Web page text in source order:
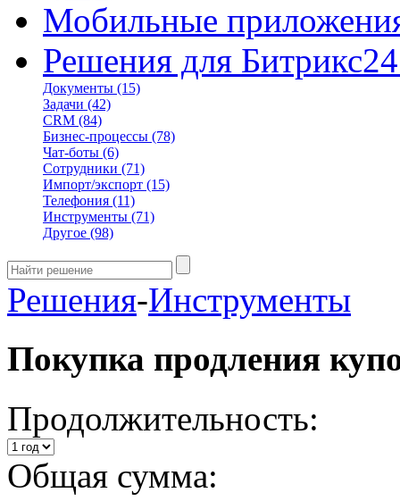
Мобильные
Решения для Битрикс24
Документы (15)
Задачи (42)
CRM (84)
Бизнес-процессы (78)
Чат-боты (6)
Сотрудники (71)
Импорт/экспорт (15)
Телефония (11)
Инструменты (71)
Другое (98)
Решения-Инструменты
Покупка продления
Продолжительность:
Общая сумма: